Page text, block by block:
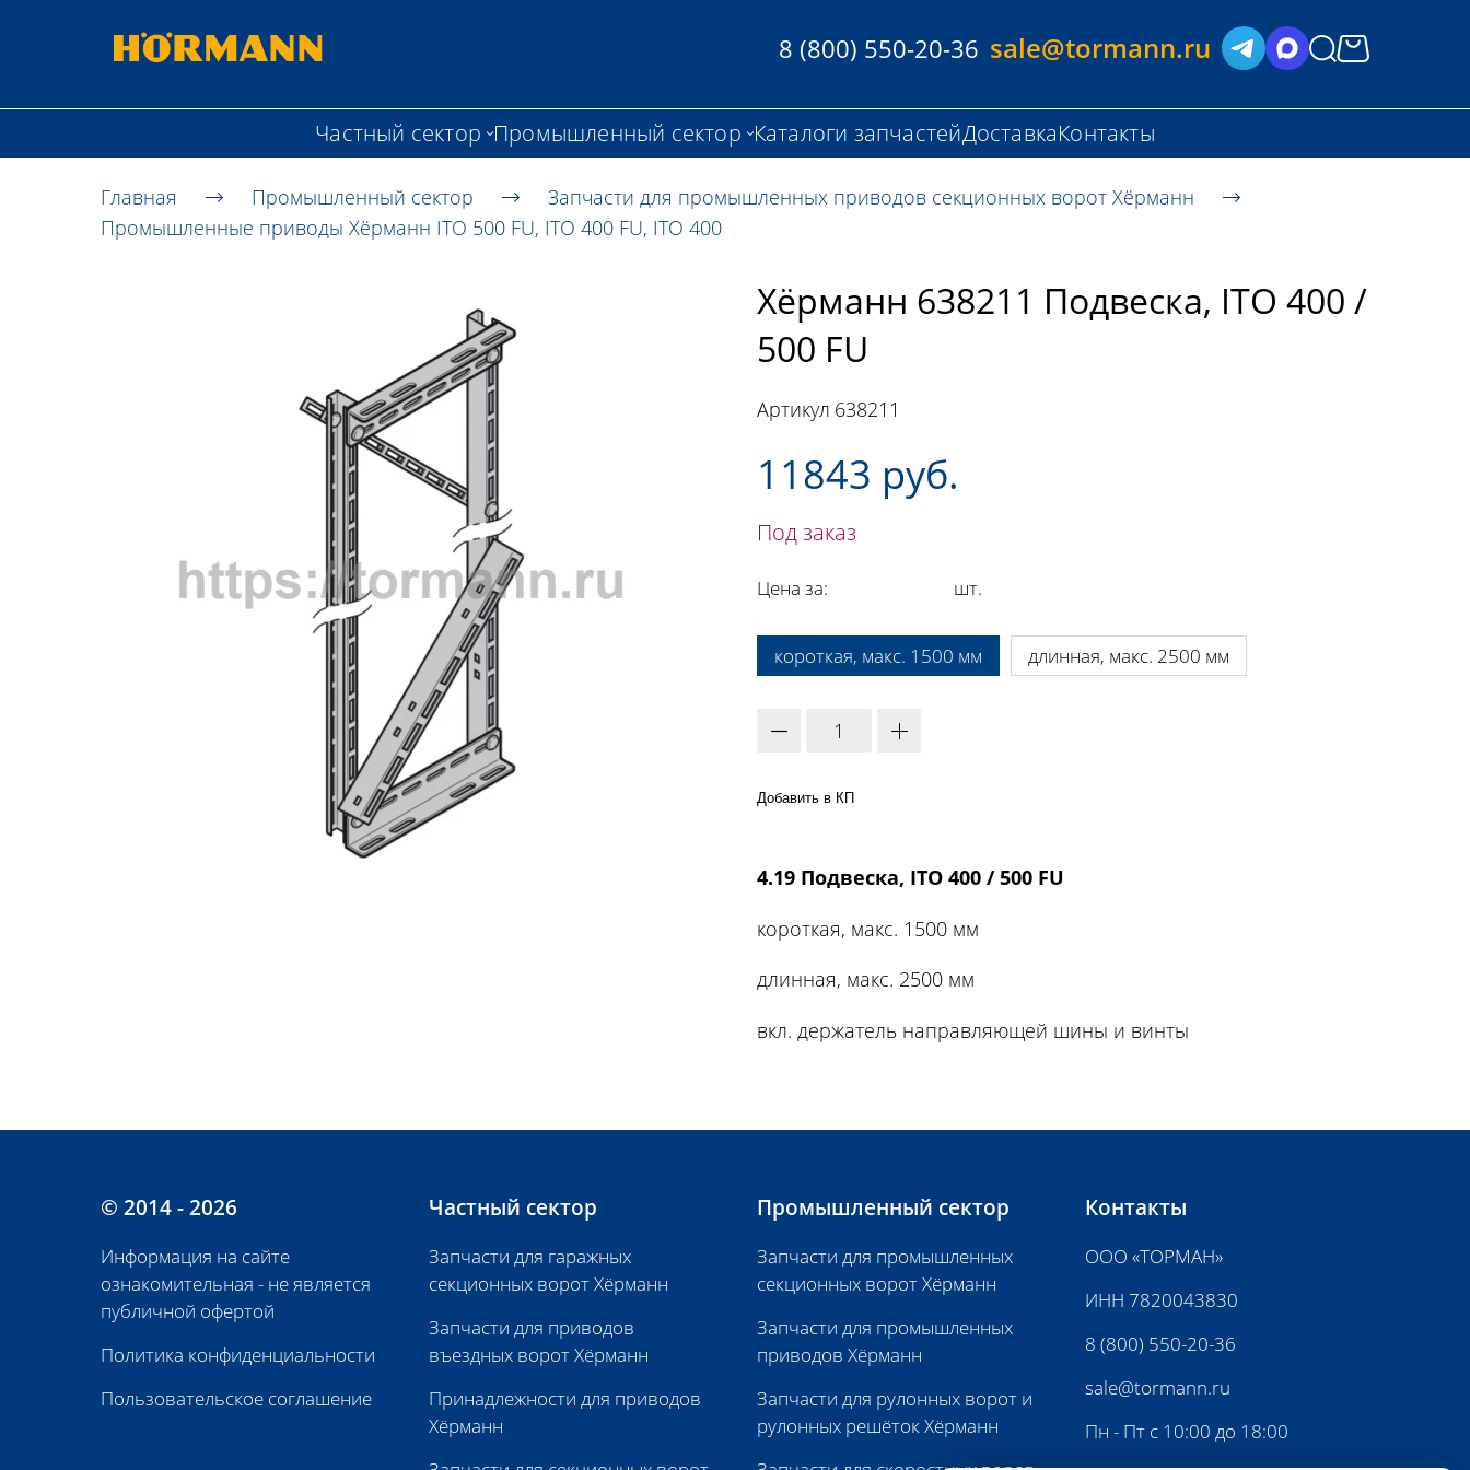
8 (800) 550-20-36 sale@tormann.ru
Частный сектор Промышленный сектор Каталоги запчастейДоставкаКонтакты
Главная Промышленный сектор
Запчасти для промышленных приводов секционных ворот Хёрманн
Промышленные приводы Хёрманн ITO 500 FU, ITO 400 FU, ITO 400
Хёрманн 638211 Подвеска, ITO 400 /
500 FU
Артикул 638211
11843 руб.
Под заказ
Цена за: шт.
короткая, макс. 1500 мм длинная, макс. 2500 мм
Добавить в КП
4.19 Подвеска, ITO 400 / 500 FU
короткая, макс. 1500 мм
длинная, макс. 2500 мм
вкл. держатель направляющей шины и винты
© 2014 - 2026
Информация на сайте
ознакомительная - не является
публичной офертой
Политика конфиденциальности
Пользовательское соглашение
Частный сектор
Запчасти для гаражных
секционных ворот Хёрманн
Запчасти для приводов
въездных ворот Хёрманн
Принадлежности для приводов
Хёрманн
Промышленный сектор
Запчасти для промышленных
секционных ворот Хёрманн
Запчасти для промышленных
приводов Хёрманн
Запчасти для рулонных ворот и
рулонных решёток Хёрманн
Контакты
ООО «ТОРМАН»
ИНН 7820043830
8 (800) 550-20-36
sale@tormann.ru
Пн - Пт с 10:00 до 18:00